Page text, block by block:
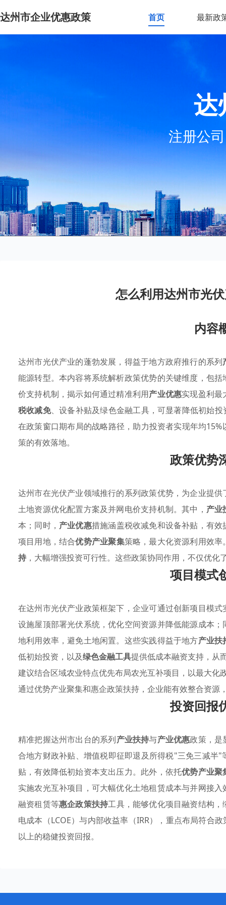
达州市企业优惠政策 首页 最新政
达
注册公
怎么利用达州市光
内容
达州市光伏产业的蓬勃发展，得益于地方政府推行的系列
能源转型。本内容将系统解析政策优势的关键维度，包
价支持机制，揭示如何通过精准利用产业优惠实现盈利最
税收减免、设备补贴及绿色金融工具，可显著降低初始
在政策窗口期布局的战略路径，助力投资者实现年均15%
策的有效落地。
政策优势
达州市在光伏产业领域推行的系列政策优势，为企业提
土地资源优化配置方案及并网电价支持机制。其中， 产业
本；同时， 产业优惠措施涵盖税收减免和设备补贴，有
项目用地，结合优势产业聚集策略，最大化资源利用效
持 ，大幅增强投资可行性。这些政策协同作用，不仅优
项目模式
在达州市光伏产业政策框架下，企业可通过创新项目模式
设施屋顶部署光伏系统，优化空间资源并降低能源成本；
地利用效率，避免土地闲置。这些实践得益于地方产业扶
低初始投资，以及绿色金融工具提供低成本融资支持，从
建议结合区域农业特点优先布局农光互补项目，以最大化
通过优势产业聚集和惠企政策扶持，企业能有效整合资源
投资回报
精准把握达州市出台的系列产业扶持与产业优惠政策，是
合地方财政补贴、增值税即征即退及所得税"三免三减半
贴，有效降低初始资本支出压力。此外，依托优势产业聚
实施农光互补项目，可大幅优化土地租赁成本与并网接
融资租赁等惠企政策扶持工具，能够优化项目融资结构
电成本（LCOE）与内部收益率（IRR），重点布局符合
以上的稳健投资回报。